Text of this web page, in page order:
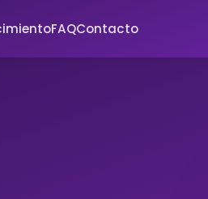
FAQContacto